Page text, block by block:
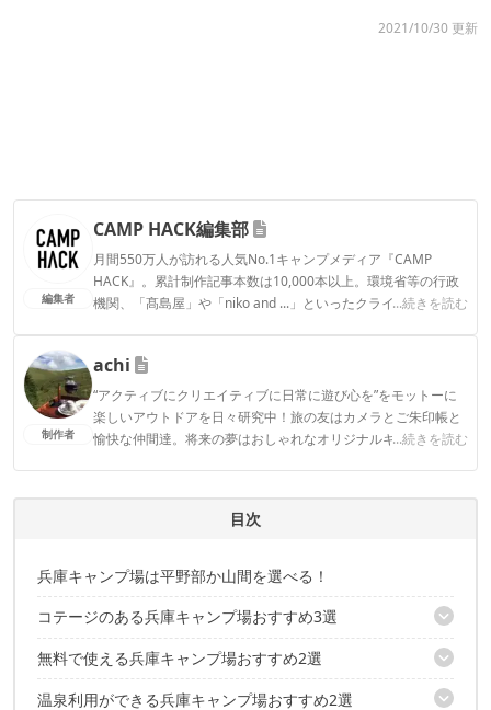
2021/10/30 更新
編集者
CAMP HACK編集部
月間550万人が訪れる人気No.1キャンプメディア『CAMP
HACK』。累計制作記事本数は10,000本以上。環境省等の行政
機関、「髙島屋」や「niko and ...」といったクライアントとの
...続きを読む
CAMP HACK編集部のプロフィール
制作者
achi
“アクティブにクリエイティブに日常に遊び心を”をモットーに
楽しいアウトドアを日々研究中！旅の友はカメラとご朱印帳と
愉快な仲間達。将来の夢はおしゃれなオリジナルキャンピング
...続きを読む
目次
兵庫キャンプ場は平野部か山間を選べる！
コテージのある兵庫キャンプ場おすすめ3選
丹波悠遊の森
新田ふるさと村
無料で使える兵庫キャンプ場おすすめ2選
温泉利用ができる兵庫キャンプ場おすすめ2選